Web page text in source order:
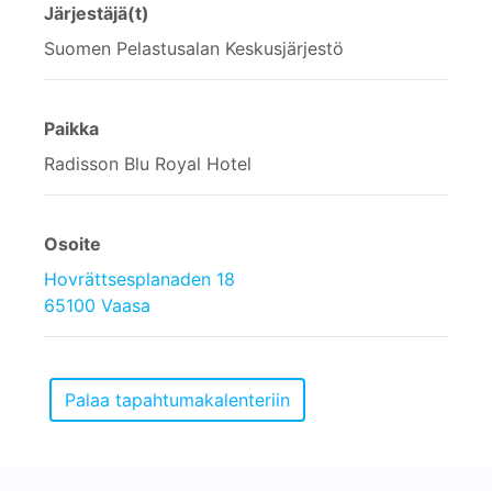
Järjestäjä(t)
Suomen Pelastusalan Keskusjärjestö
Paikka
Radisson Blu Royal Hotel
Osoite
Hovrättsesplanaden 18
65100 Vaasa